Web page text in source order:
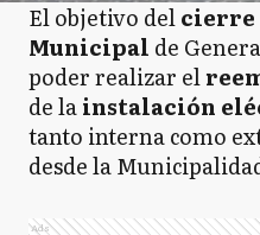
El objetivo delcierre
Municipal de
poder realizar el
de lainstalación
tanto interna como
desde la
Ads